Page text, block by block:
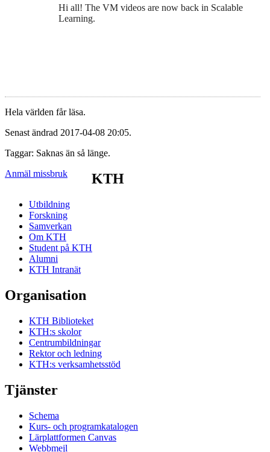
Hi all! The VM videos are now back in Scalable
Learning.
Hela världen får läsa.
Senast ändrad 2017-04-08 20:05.
Taggar: Saknas än så länge.
Anmäl missbruk
KTH
Utbildning
Forskning
Samverkan
Om KTH
Student på KTH
Alumni
KTH Intranät
Organisation
KTH Biblioteket
KTH:s skolor
Centrumbildningar
Rektor och ledning
KTH:s verksamhetsstöd
Tjänster
Schema
Kurs- och programkatalogen
Lärplattformen Canvas
Webbmejl